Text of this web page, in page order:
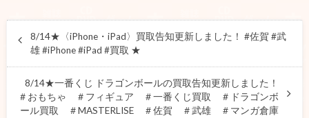
8/14★〈iPhone・iPad〉買取告知更新しました！ #佐賀 #武
雄 #iPhone #iPad #買取 ★
8/14★一番くじ ドラゴンボールの買取告知更新しました！
＃おもちゃ ＃フィギュア ＃一番くじ買取 ＃ドラゴンボ
ール買取 ＃MASTERLISE ＃佐賀 ＃武雄 ＃マンガ倉庫